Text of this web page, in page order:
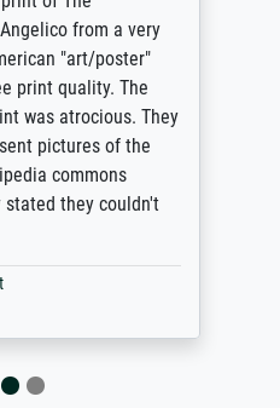
from a very
"art/poster"
print quality. The
was atrocious. They
pictures of the
commons
stated they couldn't